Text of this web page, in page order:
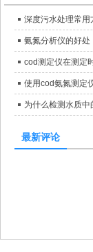
深度污水处理常用
氨氮分析仪的好处
cod测定仪在测定
使用cod氨氮测定
为什么检测水质
最新评论